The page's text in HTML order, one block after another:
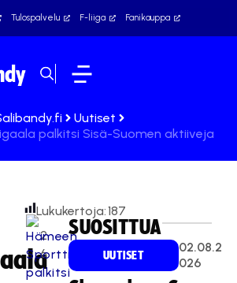
Tulospalvelu F-liiga Fanikauppa
Uutiset
palkitsi Sisä-Suomen aktiiveja
2
6
.
Lukukertoja:187
SUOSITTUA
UUTISET
02.08.2
026